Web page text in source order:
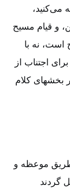
می‌کنید،
و قیام مسیح
نه با
(افسسیان ۲:‏۸ و رومیان ۵:‏۱). برای اجتناب از
بخشهای کلام
موعظه و
گردند